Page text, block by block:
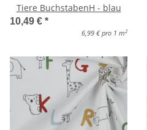
Tiere BuchstabenH - blau
10,49 € *
6,99 € pro 1 m 2